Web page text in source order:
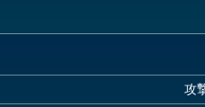
攻